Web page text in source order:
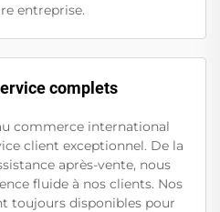
entreprise.
complets
commerce international
client exceptionnel. De la
après-vente, nous
fluide à nos clients. Nos
toujours disponibles pour